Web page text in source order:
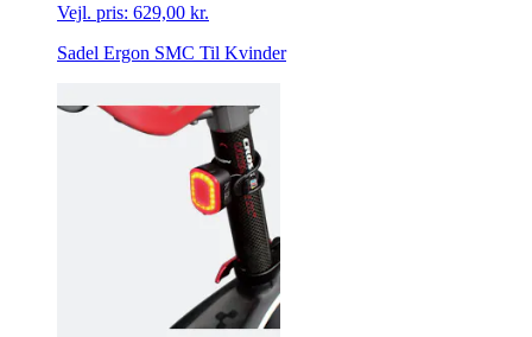
Vejl. pris: 629,00 kr.
Sadel Ergon SMC Til Kvinder